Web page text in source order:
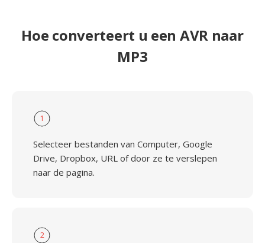
Hoe converteert u een AVR naar
MP3
1
Selecteer bestanden van Computer, Google
Drive, Dropbox, URL of door ze te verslepen
naar de pagina.
2